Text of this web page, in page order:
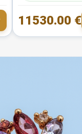
11530.00 €